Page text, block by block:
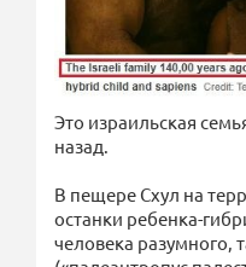
Это израильская
назад.
В пещере Схул на
останки ребенка-
человека разумного,